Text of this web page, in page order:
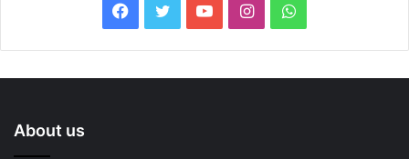
a
c
w
i
o
u
I
n
s
W
h
a
About us